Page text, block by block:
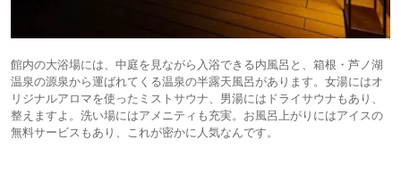
館内の大浴場には、中庭を見ながら入浴できる内風呂と、箱根・芦ノ湖
温泉の源泉から運ばれてくる温泉の半露天風呂があります。女湯にはオ
リジナルアロマを使ったミストサウナ、男湯にはドライサウナもあり、
整えますよ。洗い場にはアメニティも充実。お風呂上がりにはアイスの
無料サービスもあり、これが密かに人気なんです。